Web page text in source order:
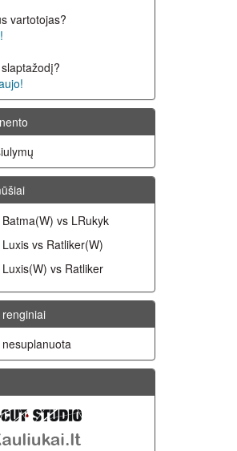
vartotojas?
Batma(W) vs LRukyk
Luxis vs Ratliker(W)
Luxis(W) vs Ratliker